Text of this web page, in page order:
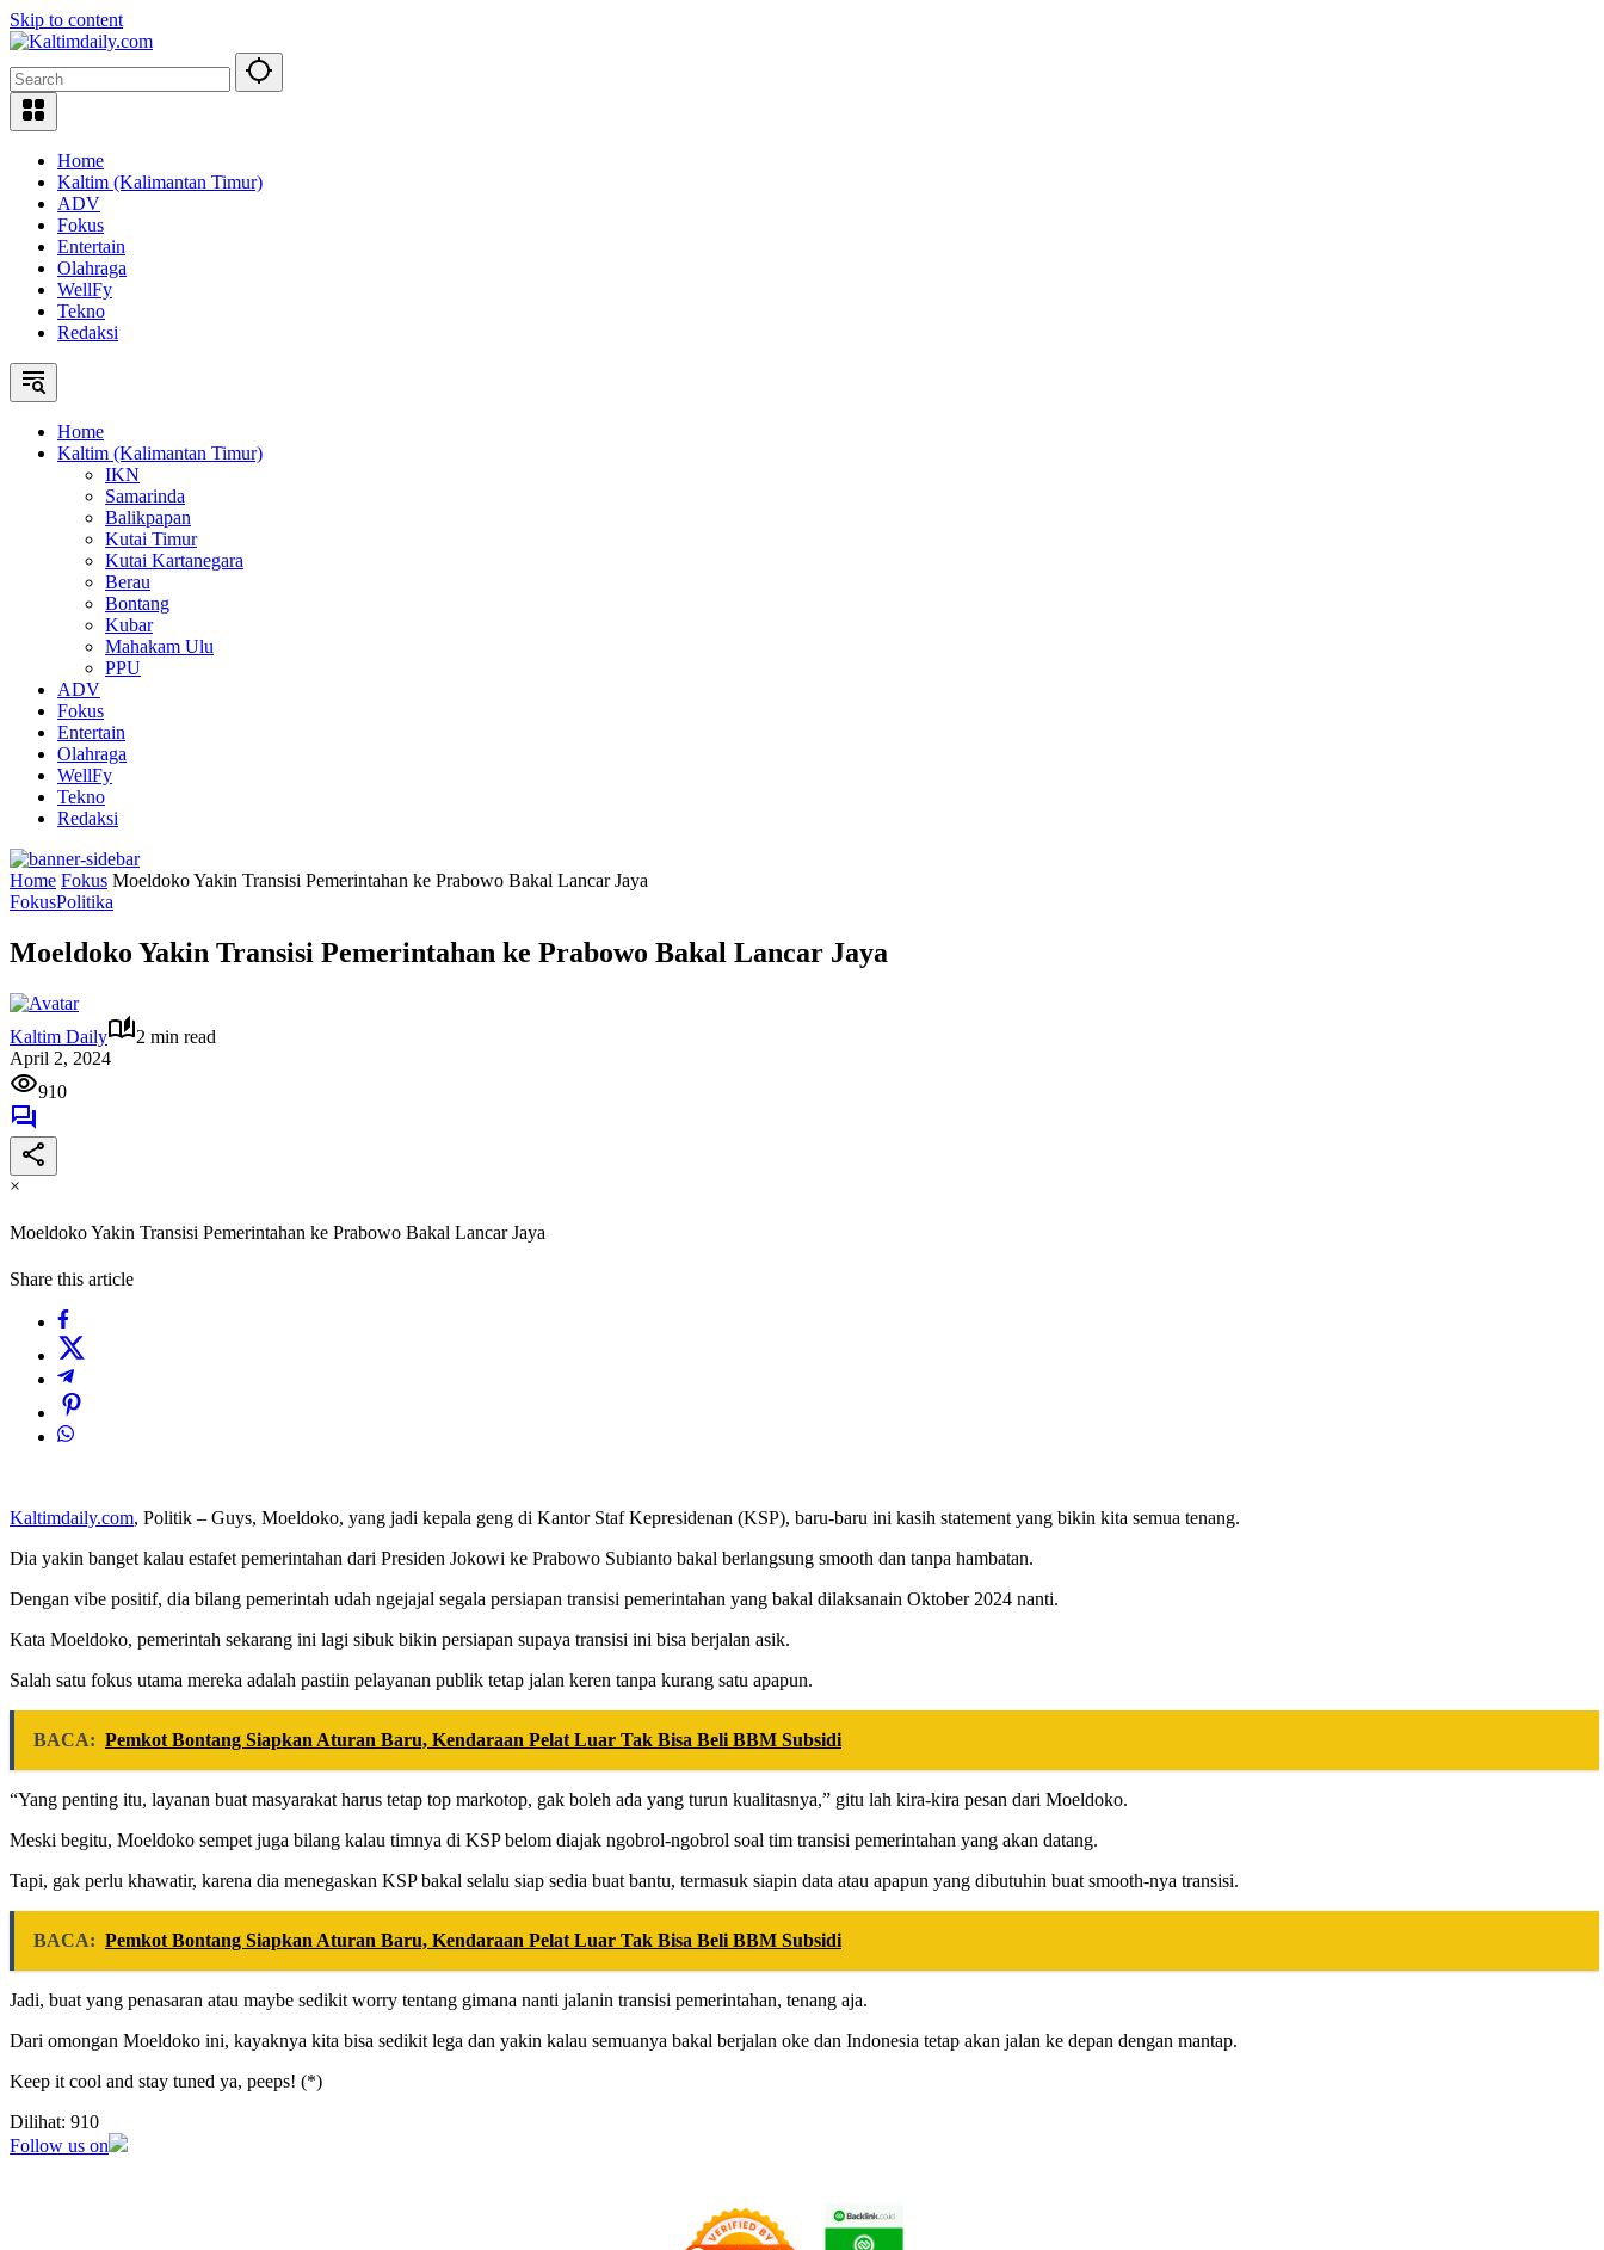
Skip to content
Home
Kaltim (Kalimantan Timur)
ADV
Fokus
Entertain
Olahraga
WellFy
Tekno
Redaksi
Home
Kaltim (Kalimantan Timur)
IKN
Samarinda
Balikpapan
Kutai Timur
Kutai Kartanegara
Berau
Bontang
Kubar
Mahakam Ulu
PPU
ADV
Fokus
Entertain
Olahraga
WellFy
Tekno
Redaksi
Home Fokus Moeldoko Yakin Transisi Pemerintahan ke Prabowo Bakal Lancar Jaya
FokusPolitika
Moeldoko Yakin Transisi Pemerintahan ke Prabowo Bakal Lancar Jaya
Kaltim Daily
2 min read
April 2, 2024
910
×
Moeldoko Yakin Transisi Pemerintahan ke Prabowo Bakal Lancar Jaya
Share this article
Kaltimdaily.com, Politik – Guys, Moeldoko, yang jadi kepala geng di Kantor Staf Kepresidenan (KSP), baru-baru ini kasih statement yang bikin kita semua tenang.
Dia yakin banget kalau estafet pemerintahan dari Presiden Jokowi ke Prabowo Subianto bakal berlangsung smooth dan tanpa hambatan.
Dengan vibe positif, dia bilang pemerintah udah ngejajal segala persiapan transisi pemerintahan yang bakal dilaksanain Oktober 2024 nanti.
Kata Moeldoko, pemerintah sekarang ini lagi sibuk bikin persiapan supaya transisi ini bisa berjalan asik.
Salah satu fokus utama mereka adalah pastiin pelayanan publik tetap jalan keren tanpa kurang satu apapun.
BACA: Pemkot Bontang Siapkan Aturan Baru, Kendaraan Pelat Luar Tak Bisa Beli BBM Subsidi
“Yang penting itu, layanan buat masyarakat harus tetap top markotop, gak boleh ada yang turun kualitasnya,” gitu lah kira-kira pesan dari Moeldoko.
Meski begitu, Moeldoko sempet juga bilang kalau timnya di KSP belom diajak ngobrol-ngobrol soal tim transisi pemerintahan yang akan datang.
Tapi, gak perlu khawatir, karena dia menegaskan KSP bakal selalu siap sedia buat bantu, termasuk siapin data atau apapun yang dibutuhin buat smooth-nya transisi.
BACA: Pemkot Bontang Siapkan Aturan Baru, Kendaraan Pelat Luar Tak Bisa Beli BBM Subsidi
Jadi, buat yang penasaran atau maybe sedikit worry tentang gimana nanti jalanin transisi pemerintahan, tenang aja.
Dari omongan Moeldoko ini, kayaknya kita bisa sedikit lega dan yakin kalau semuanya bakal berjalan oke dan Indonesia tetap akan jalan ke depan dengan mantap.
Keep it cool and stay tuned ya, peeps! (*)
Dilihat: 910
Follow us on